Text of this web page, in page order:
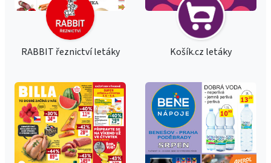
RABBIT řeznictví letáky Košík.cz letáky